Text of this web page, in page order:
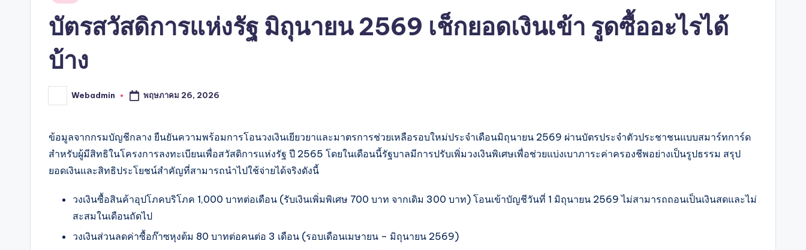
บัตรสวัสดิการแห่งรัฐ มิถุนายน 2569 เช็กยอดเงินเข้า รูดซื้ออะไรได้
บ้าง
Posted
by
Webadmin พฤษภาคม 26, 2026
ข้อมูลจากกรมบัญชีกลาง ยืนยันความพร้อมการโอนวงเงินเยียวยาและมาตรการช่วยเหลือรอบใหม่ประจำเดือนมิถุนายน 2569 ผ่านบัตรประจำตัวประชาชนแบบสมาร์ทการ์ด
สำหรับผู้มีสิทธิในโครงการลงทะเบียนเพื่อสวัสดิการแห่งรัฐ ปี 2565 โดยในเดือนนี้รัฐบาลมีการปรับเพิ่มวงเงินพิเศษเพื่อช่วยแบ่งเบาภาระค่าครองชีพอย่างเป็นรูปธรรม สรุป
ยอดเงินและสิทธิประโยชน์สำคัญที่สามารถนำไปใช้จ่ายได้จริงดังนี้
วงเงินซื้อสินค้าอุปโภคบริโภค 1,000 บาทต่อเดือน (รับเงินเพิ่มพิเศษ 700 บาท จากเดิม 300 บาท) โอนเข้าบัญชีวันที่ 1 มิถุนายน 2569 ไม่สามารถถอนเป็นเงินสดและไม่
สะสมในเดือนถัดไป
วงเงินส่วนลดค่าซื้อก๊าซหุงต้ม 80 บาทต่อคนต่อ 3 เดือน (รอบเดือนเมษายน – มิถุนายน 2569)